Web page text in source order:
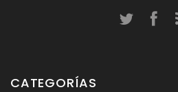
CATEGORÍAS